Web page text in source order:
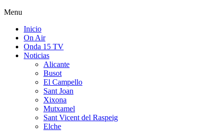
Menu
Inicio
On Air
Onda 15 TV
Noticias
Alicante
Busot
El Campello
Sant Joan
Xixona
Mutxamel
Sant Vicent del Raspeig
Elche